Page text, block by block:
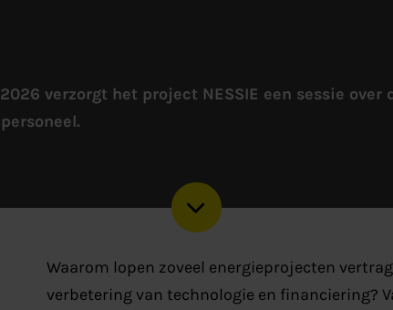
verzorgt het project NESSIE een sessie
Waarom lopen zoveel energieprojecten
verbetering van technologie en financiering?